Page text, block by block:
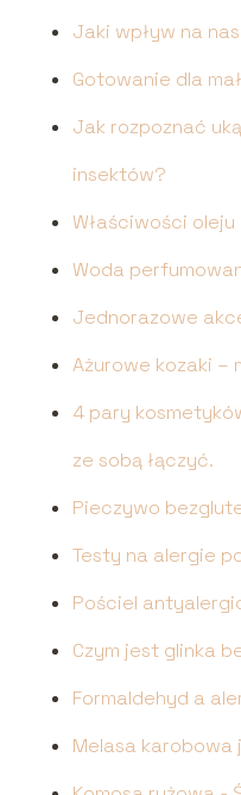
Jaki wpływ na
Gotowanie dla
Jak rozpoznać
insektów?
Właściwości
Woda
Jednorazowe
Ażurowe kozaki –
4 pary
ze sobą łączyć.
Pieczywo
Testy na alergie
Pościel
Czym jest glinka
Formaldehyd a
Melasa karobowa